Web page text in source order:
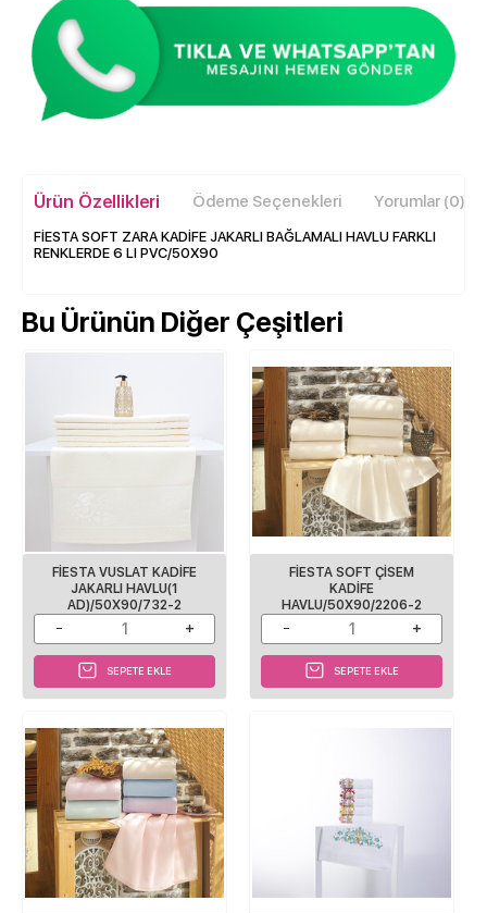
Ürün Özellikleri Ödeme Seçenekleri Yorumlar (0)
FİESTA SOFT ZARA KADİFE JAKARLI BAĞLAMALI HAVLU FARKLI
RENKLERDE 6 LI PVC/50X90
Bu Ürünün Diğer Çeşitleri
FİESTA VUSLAT KADİFE
JAKARLI HAVLU(1
AD)/50X90/732-2
SEPETE EKLE
FİESTA SOFT ÇİSEM
KADİFE
HAVLU/50X90/2206-2
SEPETE EKLE